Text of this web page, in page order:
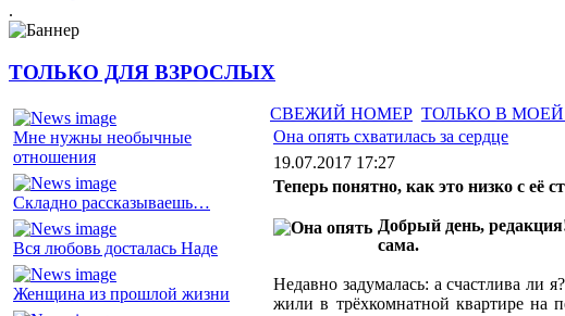
.
ТОЛЬКО ДЛЯ ВЗРОСЛЫХ
Мне нужны необычные
отношения
Складно рассказываешь…
Вся любовь досталась Наде
Женщина из прошлой жизни
СВЕЖИЙ НОМЕР ТОЛЬКО В
Она опять схватилась за сердце
19.07.2017 17:27
Теперь понятно, как это низко с её
Добрый день,
сама.
Недавно задумалась: а счастлива ли
жили в трёхкомнатной квартире на